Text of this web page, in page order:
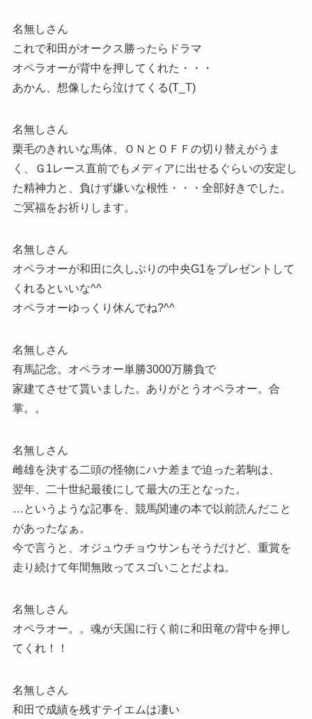
名無しさん
これで和田がオークス勝ったらドラマ
オペラオーが背中を押してくれた・・・
あかん、想像したら泣けてくる(T_T)
名無しさん
栗毛のきれいな馬体、ＯＮとＯＦＦの切り替えがうま
く、Ｇ1レース直前でもメディアに出せるぐらいの安定し
た精神力と、負けず嫌いな根性・・・全部好きでした。
ご冥福をお祈りします。
名無しさん
オペラオーが和田に久しぶりの中央G1をプレゼントして
くれるといいな^^
オペラオーゆっくり休んでね?^^
名無しさん
有馬記念。オペラオー単勝3000万勝負で
家建てさせて貰いました。ありがとうオペラオー。合
掌。。
名無しさん
雌雄を決する二頭の怪物にハナ差まで迫った若駒は、
翌年、二十世紀最後にして最大の王となった。
…というような記事を、競馬関連の本で以前読んだこと
があったなぁ。
今で言うと、オジュウチョウサンもそうだけど、重賞を
走り続けて年間無敗ってスゴいことだよね。
名無しさん
オペラオー。。魂が天国に行く前に和田竜の背中を押し
てくれ！！
名無しさん
和田で成績を残すテイエムは凄い